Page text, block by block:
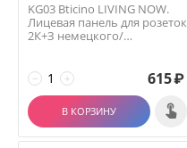
KG03 Bticino LIVING NOW.
Лицевая панель для розеток
2К+З немецкого/
+
− 615₽
В КОРЗИНУ